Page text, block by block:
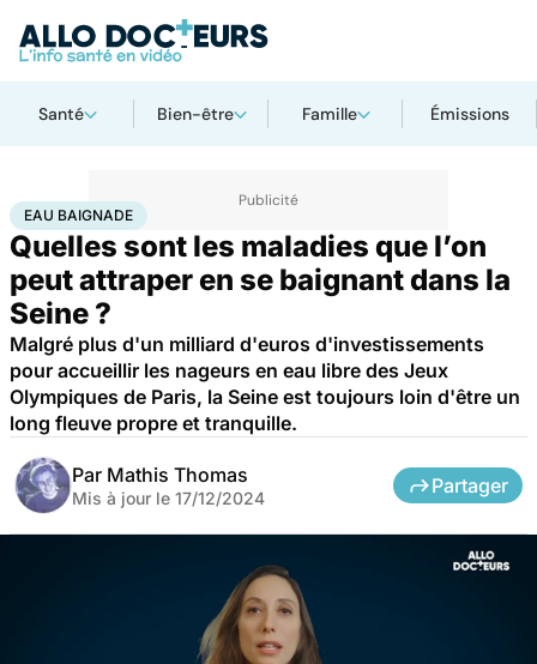
Santé Bien-être Famille Émissions
AccueilSantéMaladies Maladies infectieuses
EAU BAIGNADE
Quelles sont les maladies que l’on
peut attraper en se baignant dans la
Seine ?
Malgré plus d'un milliard d'euros d'investissements
pour accueillir les nageurs en eau libre des Jeux
Olympiques de Paris, la Seine est toujours loin d'être un
long fleuve propre et tranquille.
Par Mathis Thomas
Mis à jour le 17/12/2024
Partager